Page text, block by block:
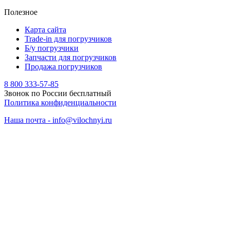
Полезное
Карта сайта
Trade-in для погрузчиков
Б/у погрузчики
Запчасти для погрузчиков
Продажа погрузчиков
8 800 333-57-85
Звонок по России бесплатный
Политика конфиденциальности
Наша почта - info@vilochnyi.ru